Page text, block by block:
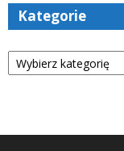
Kategorie
Kategorie